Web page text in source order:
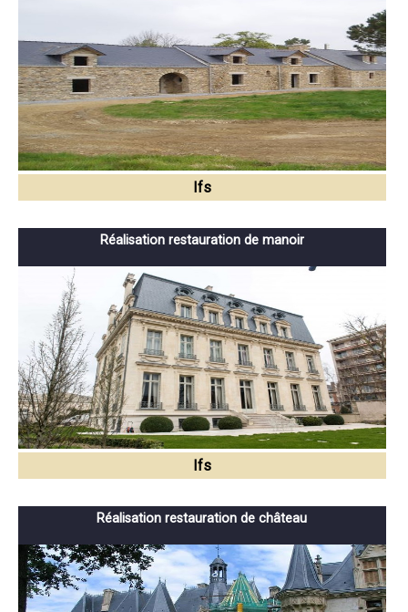
Ifs
Réalisation restauration de manoir
Ifs
Réalisation restauration de château